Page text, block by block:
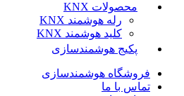
محصولات KNX
رله هوشمند KNX
کلید هوشمند KNX
پکیج هوشمندسازی
فروشگاه هوشمندسازی
تماس با ما